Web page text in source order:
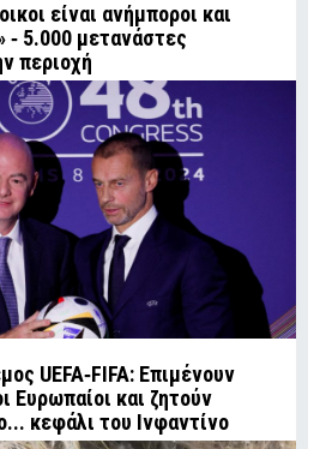
είναι ανήμποροι και
‑ 5.000 μετανάστες
περιοχή
UEFA‑FIFA: Επιμένουν
Ευρωπαίοι και ζητούν
κεφάλι του Ινφαντίνο